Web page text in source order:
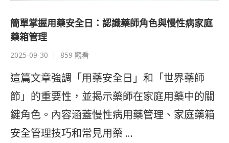
簡單掌握用藥安全日：認識藥師角色與慢性病家庭
藥箱管理
2025-09-30 859 觀看
這篇文章強調「用藥安全日」和「世界藥師
節」的重要性，並揭示藥師在家庭用藥中的關
鍵角色。內容涵蓋慢性病用藥管理、家庭藥箱
安全管理技巧和常見用藥 …